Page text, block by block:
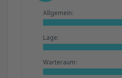
Allgemein:
Lage:
Warteraum: